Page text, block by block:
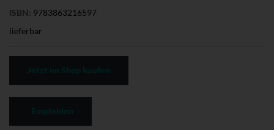
ISBN: 9783863216597
lieferbar